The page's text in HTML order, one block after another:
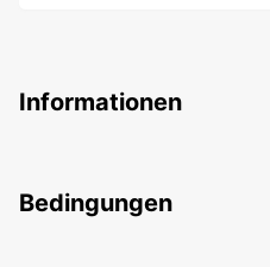
Informationen
Bedingungen